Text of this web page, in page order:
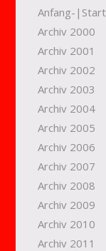
Anfang-
Archiv 2000
Archiv 2001
Archiv 2002
Archiv 2003
Archiv 2004
Archiv 2005
Archiv 2006
Archiv 2007
Archiv 2008
Archiv 2009
Archiv 2010
Archiv 2011